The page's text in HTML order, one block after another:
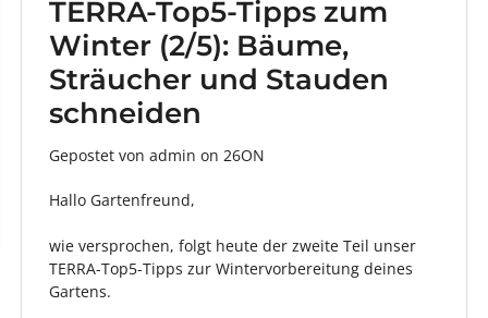
TERRA-Top5-Tipps zum
Winter (2/5): Bäume,
Sträucher und Stauden
schneiden
Gepostet von admin on 26ON
Hallo Gartenfreund,
wie versprochen, folgt heute der zweite Teil unser
TERRA-Top5-Tipps zur Wintervorbereitung deines
Gartens.